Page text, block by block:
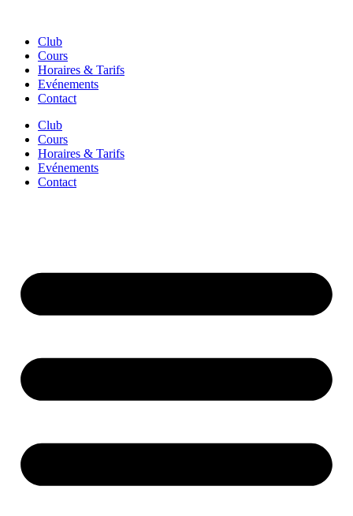
Club
Cours
Horaires & Tarifs
Evénements
Contact
Club
Cours
Horaires & Tarifs
Evénements
Contact